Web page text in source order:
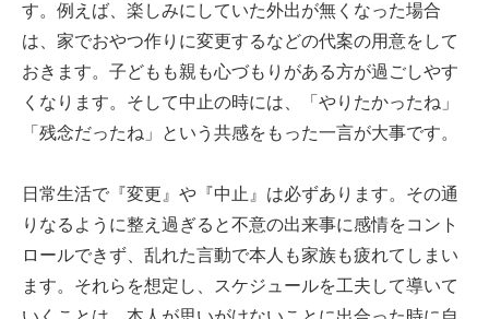
す。例えば、楽しみにしていた外出が無くなった場合
は、家でおやつ作りに変更するなどの代案の用意をして
おきます。子どもも親も心づもりがある方が過ごしやす
くなります。そして中止の時には、「やりたかったね」
「残念だったね」という共感をもった一言が大事です。
日常生活で『変更』や『中止』は必ずあります。その通
りなるように整え過ぎると不意の出来事に感情をコント
ロールできず、乱れた言動で本人も家族も疲れてしまい
ます。それらを想定し、スケジュールを工夫して導いて